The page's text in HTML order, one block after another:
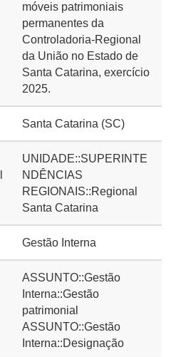
móveis patrimoniais
permanentes da
Controladoria-Regional
da União no Estado de
Santa Catarina, exercício
2025.
Santa Catarina (SC)
UNIDADE::SUPERINTE
NDÊNCIAS
REGIONAIS::Regional
Santa Catarina
Gestão Interna
ASSUNTO::Gestão
Interna::Gestão
patrimonial
ASSUNTO::Gestão
Interna::Designação